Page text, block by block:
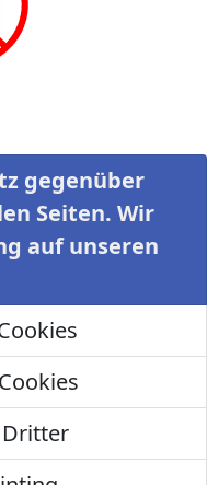
gegenüber
Seiten. Wir
auf unseren